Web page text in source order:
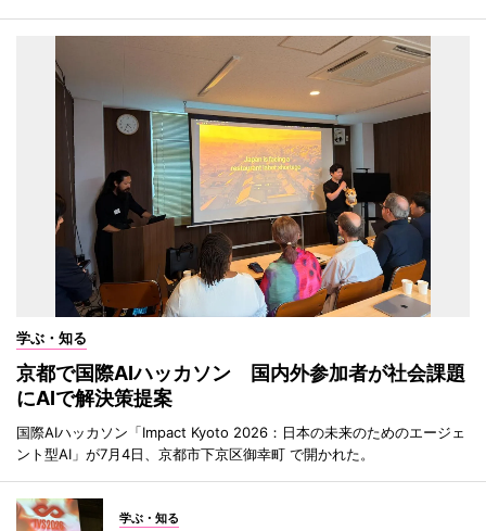
学ぶ・知る
京都で国際AIハッカソン 国内外参加者が社会課題
にAIで解決策提案
国際AIハッカソン「Impact Kyoto 2026：日本の未来のためのエージェ
ント型AI」が7月4日、京都市下京区御幸町 で開かれた。
学ぶ・知る